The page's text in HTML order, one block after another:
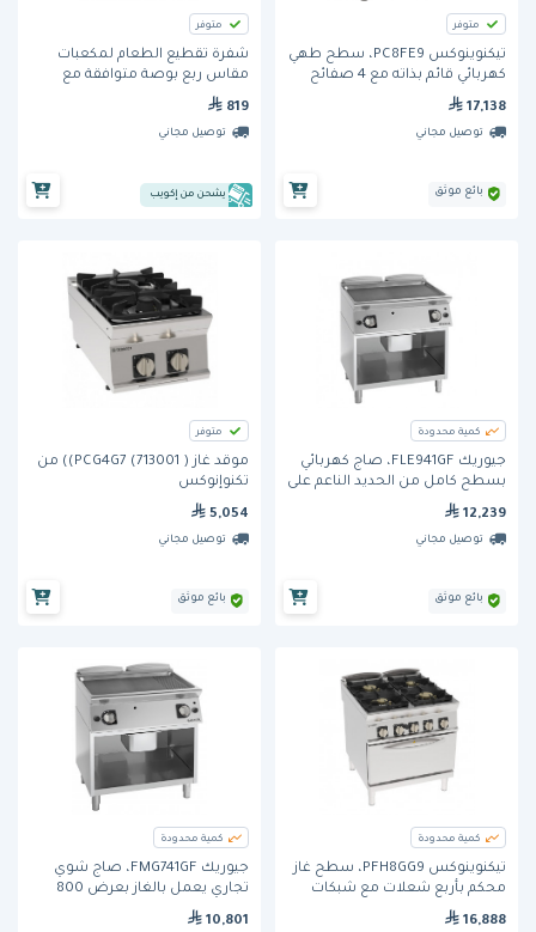
متوفر
تيكنوينوكس PC8FE9، سطح طهي
كهربائي قائم بذاته مع 4 صفائح
مربعة محكمة على خزانة مفتوحة
17,138
توصيل مجاني
بائع موثق
متوفر
شفرة تقطيع الطعام لمكعبات
مقاس ربع بوصة متوافقة مع
نيمكو
819
توصيل مجاني
يشحن من إكويب
كمية محدودة
جيوريك FLE941GF، صاج كهربائي
بسطح كامل من الحديد الناعم على
خزانة قاعدة مفتوحة
12,239
توصيل مجاني
بائع موثق
متوفر
موقد غاز ( PCG4G7 (713001)) من
تكنوإنوكس
5,054
توصيل مجاني
بائع موثق
كمية محدودة
تيكنوينوكس PFH8GG9، سطح غاز
محكم بأربع شعلات مع شبكات
متينة من الحديد الزهر
16,888
كمية محدودة
جيوريك FMG741GF، صاج شوي
تجاري يعمل بالغاز بعرض 800
مم، بسطح حديدي يجمع بين
10,801